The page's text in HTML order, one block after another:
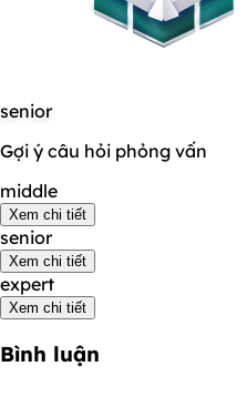
senior
Gợi ý câu hỏi phỏng vấn
middle
Xem chi tiết
senior
Xem chi tiết
expert
Xem chi tiết
Bình luận